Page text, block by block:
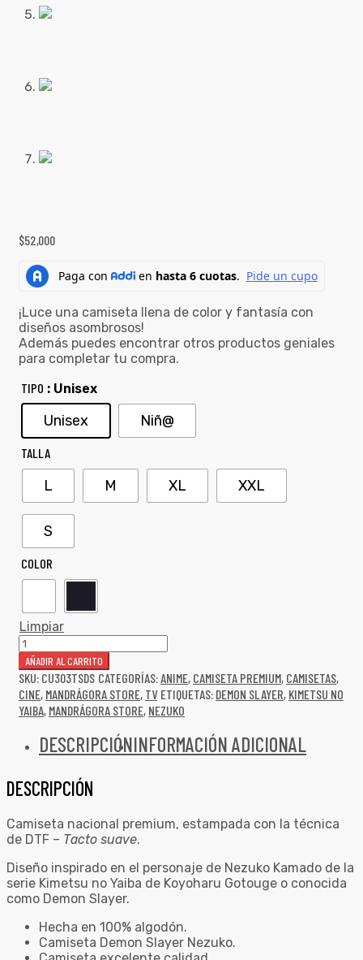
$52,000
¡Luce una camiseta llena de color y fantasía con
diseños asombrosos!
Además puedes encontrar otros productos geniales
para completar tu compra.
TIPO : Unisex
Unisex Niñ@
TALLA
L M XL XXL
S
COLOR
Limpiar
AÑADIR AL CARRITO
SKU: CU303TSDS CATEGORÍAS: ANIME, CAMISETA PREMIUM, CAMISETAS,
CINE, MANDRÁGORA STORE, TV ETIQUETAS: DEMON SLAYER, KIMETSU NO
YAIBA, MANDRÁGORA STORE, NEZUKO
DESCRIPCIÓNINFORMACIÓN ADICIONAL
DESCRIPCIÓN
Camiseta nacional premium, estampada con la técnica
de DTF – Tacto suave.
Diseño inspirado en el personaje de Nezuko Kamado de la
serie Kimetsu no Yaiba de Koyoharu Gotouge o conocida
como Demon Slayer.
Hecha en 100% algodón.
Camiseta Demon Slayer Nezuko.